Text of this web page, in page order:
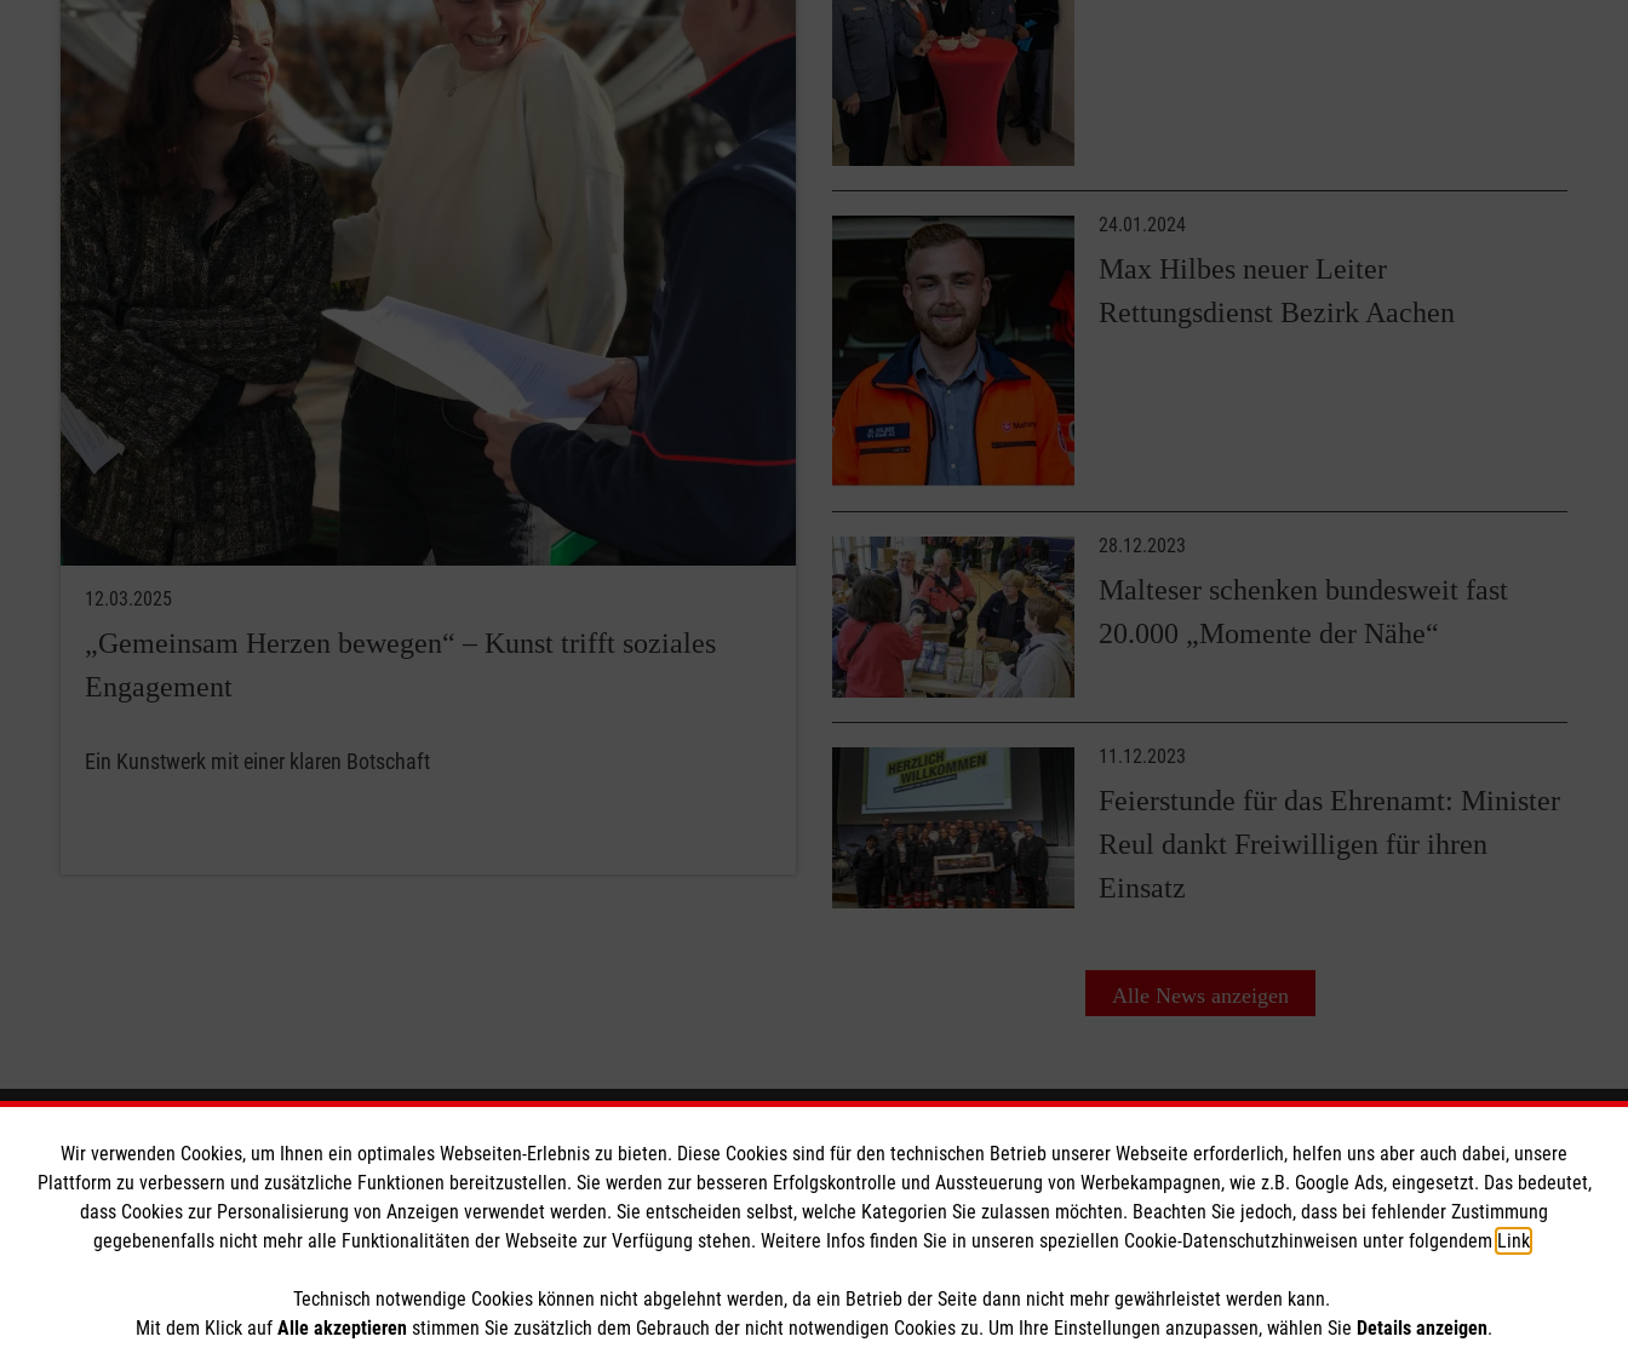
12.03.2025
„Gemeinsam Herzen bewegen“ – Kunst trifft soziales
Engagement
Ein Kunstwerk mit einer klaren Botschaft
24.01.2024
Max Hilbes neuer Leiter
Rettungsdienst Bezirk Aachen
28.12.2023
Malteser schenken bundesweit fast
20.000 „Momente der Nähe“
11.12.2023
Feierstunde für das Ehrenamt: Minister
Reul dankt Freiwilligen für ihren
Einsatz
Alle News anzeigen
Informationen
Impressum
Datenschutz
Die Malteser
Malteser in Deutschland
Malteserorden
Spendenkonto
Empfänger: Malteser Hilfsdienst e.V.
Bank: Pax-Bank für Kirche und Caritas eG
BIC: GENODED1PAX
So finden Sie uns
Bahnhofstr. 39
53947 Nettersheim
nettersheim@malteser.org
Wir verwenden Cookies, um Ihnen ein optimales Webseiten-Erlebnis zu bieten. Diese Cookies sind für den technischen Betrieb unserer Webseite erforderlich, helfen uns aber auch dabei, unsere
Plattform zu verbessern und zusätzliche Funktionen bereitzustellen. Sie werden zur besseren Erfolgskontrolle und Aussteuerung von Werbekampagnen, wie z.B. Google Ads, eingesetzt. Das bedeutet,
dass Cookies zur Personalisierung von Anzeigen verwendet werden. Sie entscheiden selbst, welche Kategorien Sie zulassen möchten. Beachten Sie jedoch, dass bei fehlender Zustimmung
gegebenenfalls nicht mehr alle Funktionalitäten der Webseite zur Verfügung stehen. Weitere Infos finden Sie in unseren speziellen Cookie-Datenschutzhinweisen unter folgendem Link
Technisch notwendige Cookies können nicht abgelehnt werden, da ein Betrieb der Seite dann nicht mehr gewährleistet werden kann.
Mit dem Klick auf Alle akzeptieren stimmen Sie zusätzlich dem Gebrauch der nicht notwendigen Cookies zu. Um Ihre Einstellungen anzupassen, wählen Sie Details anzeigen.